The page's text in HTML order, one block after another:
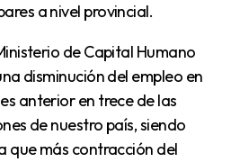
a nivel provincial.
disminución del empleo en
anterior en trece de las
de nuestro país, siendo
que más contracción del